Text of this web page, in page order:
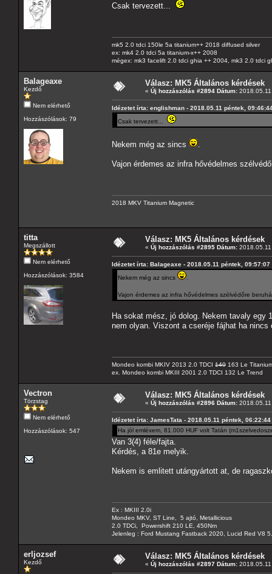
Csak tervezett...
mk5 2.0 tdci 150le 5a titanium++ 2018 diffused silver
ex: mk4 2.0 tdci 5a titanium-x++ 2008
mégex: mk3 facelift 2.0 tdci ghia ++ 2004, mk3 2.0 tdci
Balageaxe
Kezdő
Nem elérhető
Hozzászólások: 79
Válasz: MK5 Általános kérdések
« Új hozzászólás #2894 Dátum:
Idézetet írta: englishman - 2018.05.11 péntek,
Csak tervezett...
Nekem még az sincs
Vajon érdemes az infra hővédelmes
2018 MKV Titanium Magnetic
titta
Megszállott
Nem elérhető
Hozzászólások: 3584
Válasz: MK5 Általános kérdések
« Új hozzászólás #2895 Dátum:
Idézetet írta: Balageaxe - 2018.05.11 péntek, 09:57:07
Nekem még az sincs
Vajon érdemes az infra hővédelmes szélvédőre
Ha sokat mész, jó dolog. Nekem tavaly egy
nem olyan. Viszont a cseréje fájhat ha nincs
Mondeo kombi MKIV 2013 2.0 TDCI 140 163 Le
ex. Mondeo kombi MKIII 2001 2.0 TDCI 132 Le Trend
Vectron
Törzstag
Nem elérhető
Hozzászólások: 547
Válasz: MK5 Általános kérdések
« Új hozzászólás #2896 Dátum:
Idézetet írta: JamesTata - 2018.05.11 péntek, 06:22:44
Ha jól emléxem, 81.000 HUF volt Tatán
Van 3(4) féle/fajta.
Kérdés, a 81e melyik.
Nekem is emlitett utángyártott at, de
Ex : MKIII 2.0i
Mondeo MKV, ST Line, 5 ajtó, Metallicious
2.0 TDCi, Powershift 210 LE, 450Nm
Jelenleg : Ford Mustang Fastback 2020, Lucid Red V8
erljozsef
Kezdő
Válasz: MK5 Általános kérdések
« Új hozzászólás #2897 Dátum: